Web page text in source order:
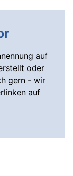
auf
oder
gern - wir
auf